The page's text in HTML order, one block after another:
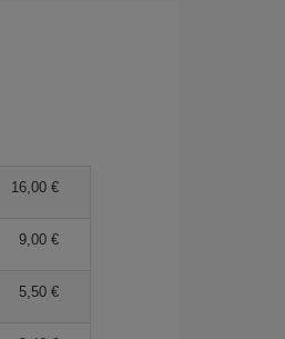
16,00 €
9,00 €
5,50 €